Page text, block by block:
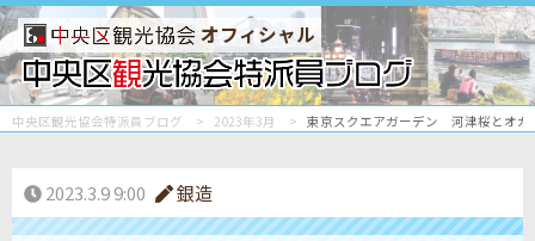
オフィシャル
中央区観光協会特派員ブログ 2023年3月 東京スクエアガーデン 河津桜とオカ
2023.3.9 9:00 銀造